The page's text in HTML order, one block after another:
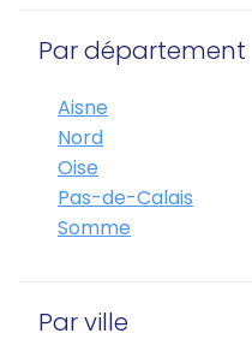
Par département
Aisne
Nord
Oise
Pas-de-Calais
Somme
Par ville